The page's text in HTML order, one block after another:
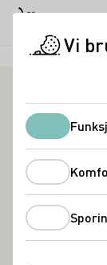
Tysklands
Vi